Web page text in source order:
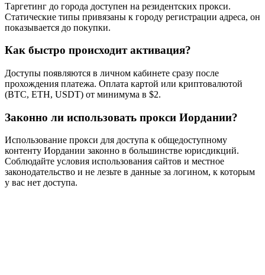
Таргетинг до города доступен на резидентских прокси.
Статические типы привязаны к городу регистрации адреса, он
показывается до покупки.
Как быстро происходит активация?
Доступы появляются в личном кабинете сразу после
прохождения платежа. Оплата картой или криптовалютой
(BTC, ETH, USDT) от минимума в $2.
Законно ли использовать прокси Иордании?
Использование прокси для доступа к общедоступному
контенту Иордании законно в большинстве юрисдикций.
Соблюдайте условия использования сайтов и местное
законодательство и не лезьте в данные за логином, к которым
у вас нет доступа.